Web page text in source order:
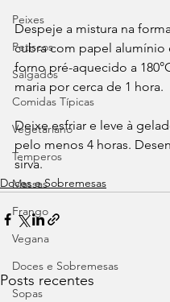
Peixes
Petiscos
Salgados
Comidas Típicas
Vegetariano
Temperos
Massas
Frango
Vegana
Doces e Sobremesas
Sopas
Despeje a mistura na
cubra com papel alumínio
forno pré-aquecido a
maria por cerca de 1 hora.
Deixe esfriar e leve à
pelo menos 4 horas.
sirva.
Doces e Sobremesas
Posts recentes